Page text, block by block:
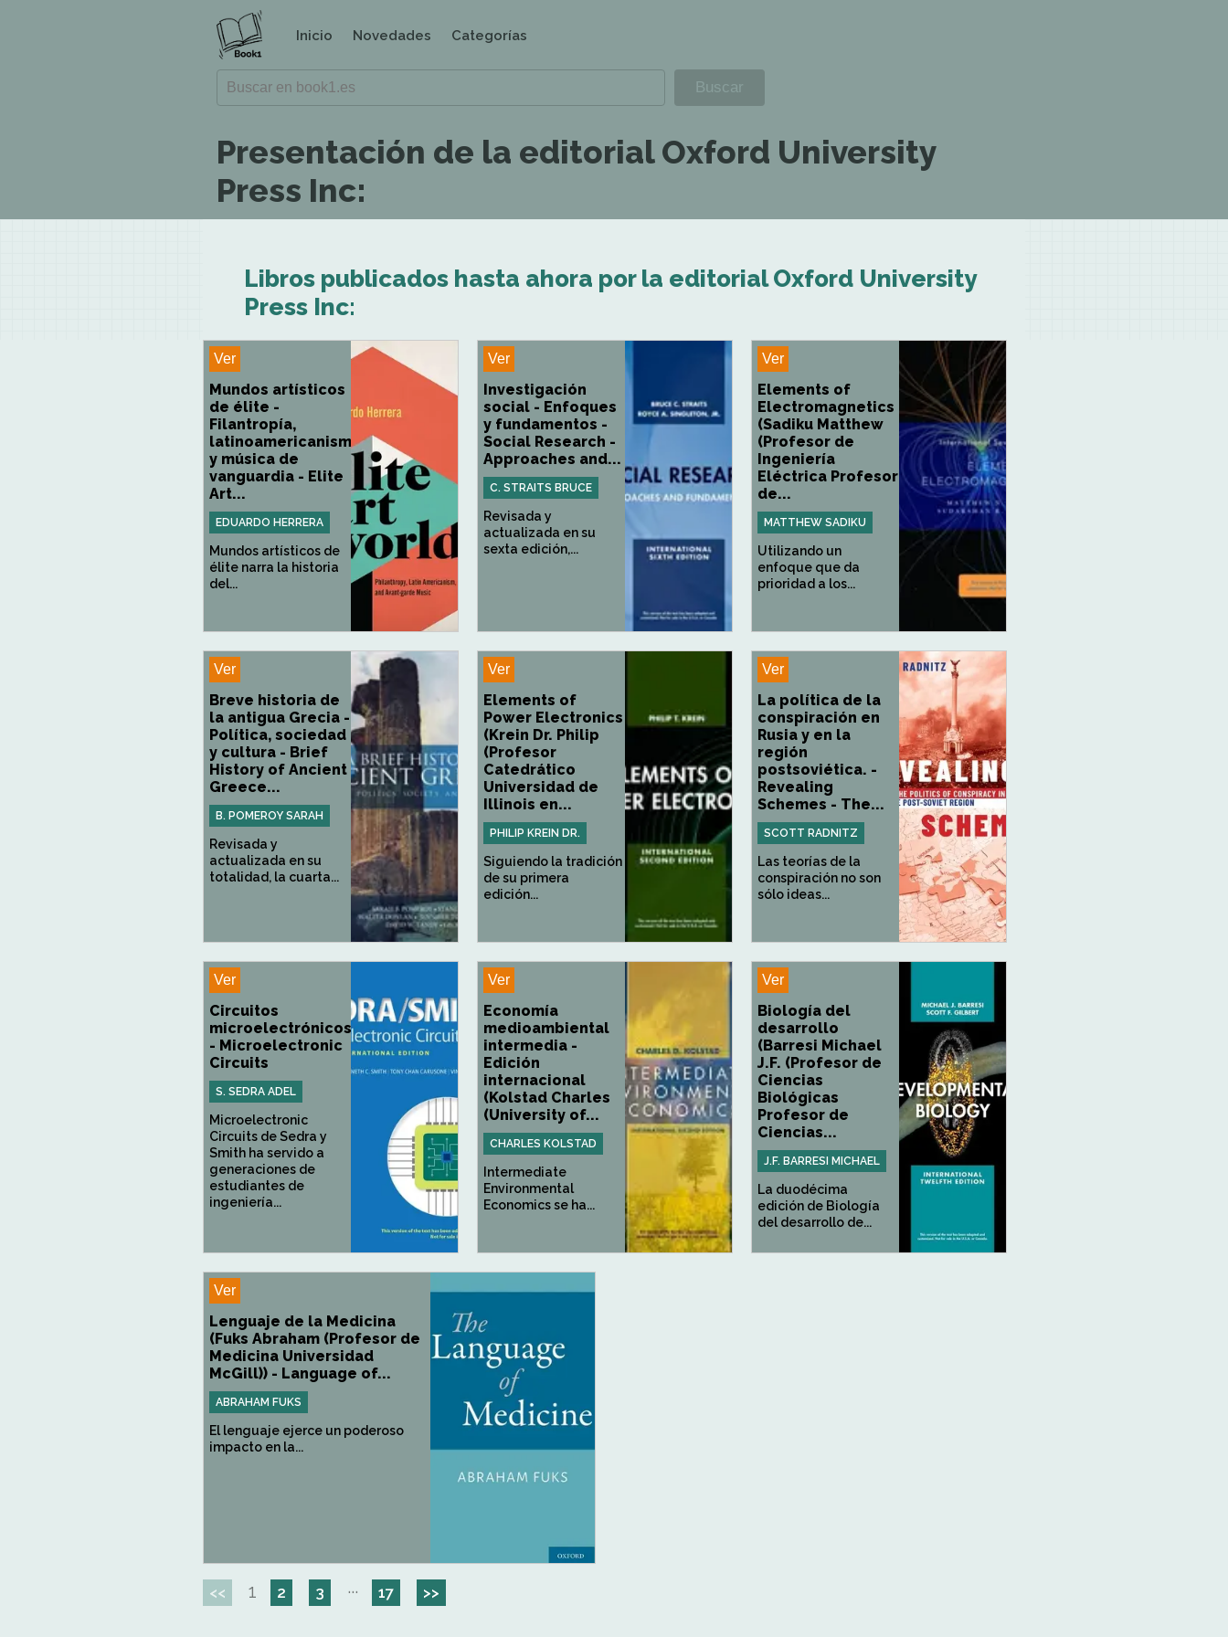
Inicio Novedades Categorías
Presentación de la editorial Oxford University
Press Inc:
Libros publicados hasta ahora por la editorial Oxford University
Press Inc:
Ver
Mundos artísticos
de élite -
Filantropía,
latinoamericanismo
y música de
vanguardia - Elite
Art...
EDUARDO HERRERA
Mundos artísticos de
élite narra la historia
del...
Ver
Investigación
social - Enfoques
y fundamentos -
Social Research -
Approaches and...
C. STRAITS BRUCE
Revisada y
actualizada en su
sexta edición,...
Ver
Elements of
Electromagnetics
(Sadiku Matthew
(Profesor de
Ingeniería
Eléctrica Profesor
de...
MATTHEW SADIKU
Utilizando un
enfoque que da
prioridad a los...
Ver
Breve historia de
la antigua Grecia -
Política, sociedad
y cultura - Brief
History of Ancient
Greece...
B. POMEROY SARAH
Revisada y
actualizada en su
totalidad, la cuarta...
Ver
Elements of
Power Electronics
(Krein Dr. Philip
(Profesor
Catedrático
Universidad de
Illinois en...
PHILIP KREIN DR.
Siguiendo la tradición
de su primera
edición...
Ver
La política de la
conspiración en
Rusia y en la
región
postsoviética. -
Revealing
Schemes - The...
SCOTT RADNITZ
Las teorías de la
conspiración no son
sólo ideas...
Ver
Circuitos
microelectrónicos
- Microelectronic
Circuits
S. SEDRA ADEL
Microelectronic
Circuits de Sedra y
Smith ha servido a
generaciones de
estudiantes de
ingeniería...
Ver
Economía
medioambiental
intermedia -
Edición
internacional
(Kolstad Charles
(University of...
CHARLES KOLSTAD
Intermediate
Environmental
Economics se ha...
Ver
Biología del
desarrollo
(Barresi Michael
J.F. (Profesor de
Ciencias
Biológicas
Profesor de
Ciencias...
J.F. BARRESI MICHAEL
La duodécima
edición de Biología
del desarrollo de...
Ver
Lenguaje de la Medicina
(Fuks Abraham (Profesor de
Medicina Universidad
McGill)) - Language of...
ABRAHAM FUKS
El lenguaje ejerce un poderoso
impacto en la...
<< 1 2 3 ··· 17 >>